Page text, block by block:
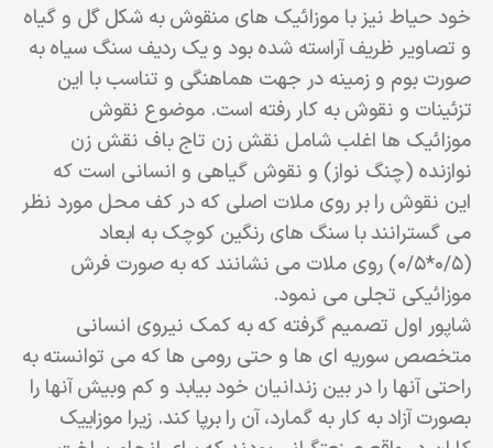
خود حیاط نیز با موزائیک های منقوش به شکل گل و گیاه
و تصاویر ظریف آراسته شده بود و یک ردیف سنگ سیاه به
صورت بوم و زمینه در جهت هماهنگی و تناسب با این
تزئینات و نقوش به کار رفته است. موضوع نقوش
موزائیک ها اغلب شامل نقش زن تاج باف نقش زن
نوازنده (چنگ نواز) و نقوش گیاهی و انسانی است که
این نقوش را بر روی ملات اصلی که در کف محل مورد نظر
می گسترانند با سنگ های رنگین کوچک به ابعاد
(۰/۵*۰/۵) روی ملات می نشانند که به صورت فرش
موزائیکی تجلی می نمود.
شاپور اول تصمیم گرفته که به کمک نیروی انسانی
متخصص سوریه ای ها و حتی رومی ها که می توانسته به
راحتی آنها را در بین زندانیان خود بیابد و کم وبیش آنها را
بصورت آزاد به کار به گمارد، آن را برپا کند. زیرا موزاییک